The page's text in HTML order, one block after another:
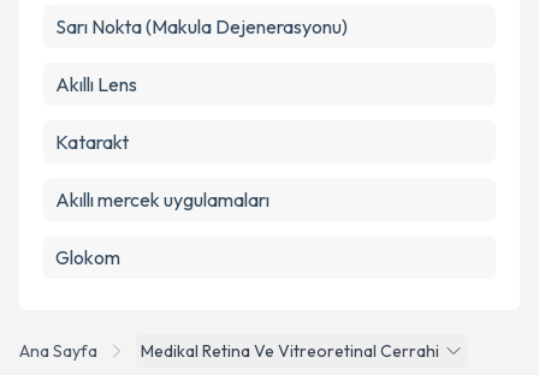
Ana Sayfa Medikal Retina Ve Vitreoretinal Cerrahi
Sarı Nokta (Makula Dejenerasyonu)
Akıllı Lens
Katarakt
Akıllı mercek uygulamaları
Glokom